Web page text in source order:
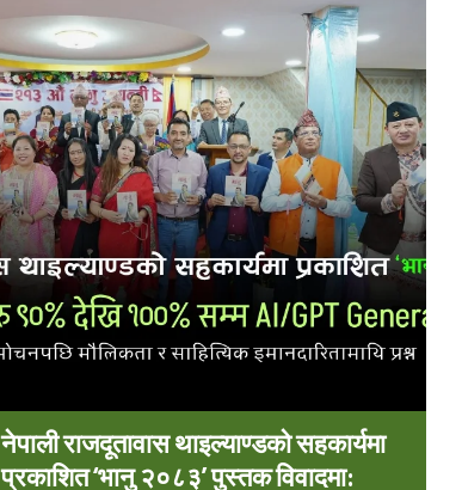
नेपाली राजदूतावास थाइल्याण्डको सहकार्यमा
प्रकाशित ‘भानु २०८३’ पुस्तक विवादमा: